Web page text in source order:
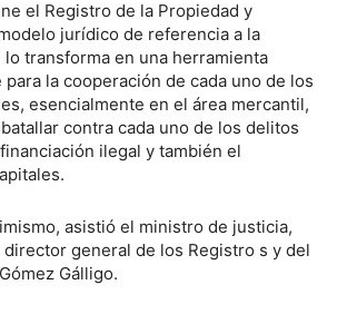
el Registro de la Propiedad y
jurídico de referencia a la
transforma en una herramienta
la cooperación de cada uno de los
esencialmente en el área mercantil,
contra cada uno de los delitos
ilegal y también el
asistió el ministro de justicia,
director general de los Registro s y del
Gálligo.